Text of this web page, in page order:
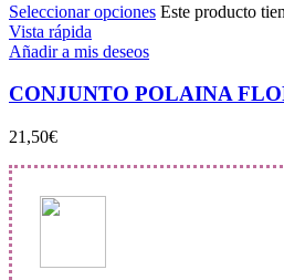
Seleccionar opciones Este producto
Vista rápida
Añadir a mis deseos
CONJUNTO POLAINA
21,50€